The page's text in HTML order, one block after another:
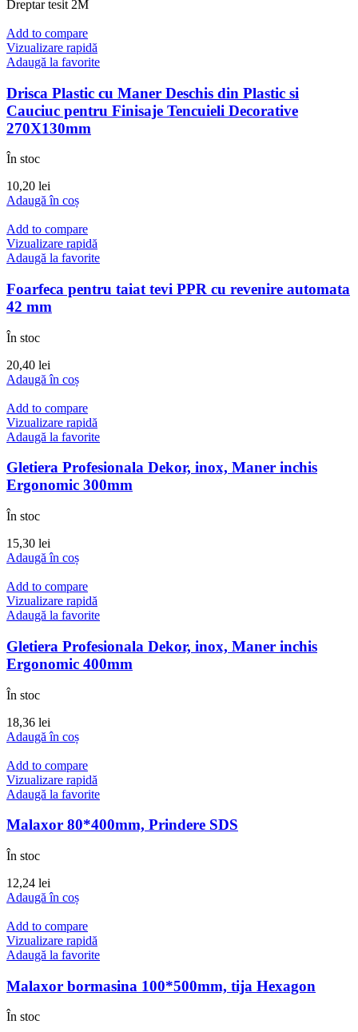
Dreptar tesit 2M
Add to compare
Vizualizare rapidă
Adaugă la favorite
Drisca Plastic cu Maner Deschis din Plastic si
Cauciuc pentru Finisaje Tencuieli Decorative
270X130mm
În stoc
10,20 lei
Adaugă în coș
Add to compare
Vizualizare rapidă
Adaugă la favorite
Foarfeca pentru taiat tevi PPR cu revenire automata
42 mm
În stoc
20,40 lei
Adaugă în coș
Add to compare
Vizualizare rapidă
Adaugă la favorite
Gletiera Profesionala Dekor, inox, Maner inchis
Ergonomic 300mm
În stoc
15,30 lei
Adaugă în coș
Add to compare
Vizualizare rapidă
Adaugă la favorite
Gletiera Profesionala Dekor, inox, Maner inchis
Ergonomic 400mm
În stoc
18,36 lei
Adaugă în coș
Add to compare
Vizualizare rapidă
Adaugă la favorite
Malaxor 80*400mm, Prindere SDS
În stoc
12,24 lei
Adaugă în coș
Add to compare
Vizualizare rapidă
Adaugă la favorite
Malaxor bormasina 100*500mm, tija Hexagon
În stoc